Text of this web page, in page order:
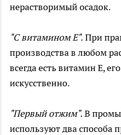
нерастворимый осадок.
"С витамином Е". При
производства в любом
всегда есть витамин Е,
искусственно.
"Первый отжим". В
используют два способа